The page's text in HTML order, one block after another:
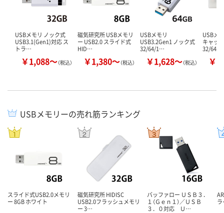
USBメモリ ノック式
USB3.1(Gen1)対応 ス
トラ…
￥1,088～（税込）
磁気研究所 USBメモリ
ー USB2.0 スライド式
HID…
￥1,380～（税込）
USBメモリ
USB3.2Gen1 ノック式
32/64/1…
￥1,628～（税込）
USBメ
キャッ
32/64/
￥
USBメモリーの売れ筋ランキング
スライド式USB2.0メモリ
ー 8GB ホワイト
磁気研究所 HIDISC
USB2.0フラッシュメモリ
ー 3…
バッファロー ＵＳＢ３．
１（Ｇｅｎ１）／ＵＳＢ
３．０対応 Ｕ…